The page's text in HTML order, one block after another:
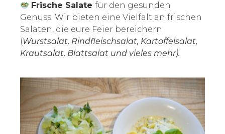
Frische Salatefür den gesunden
Genuss: Wir bieten eine Vielfalt an frischen
Salaten, die eure Feier bereichern
(Wurstsalat, Rindfleischsalat, Kartoffelsalat,
Krautsalat, Blattsalat und vieles mehr).